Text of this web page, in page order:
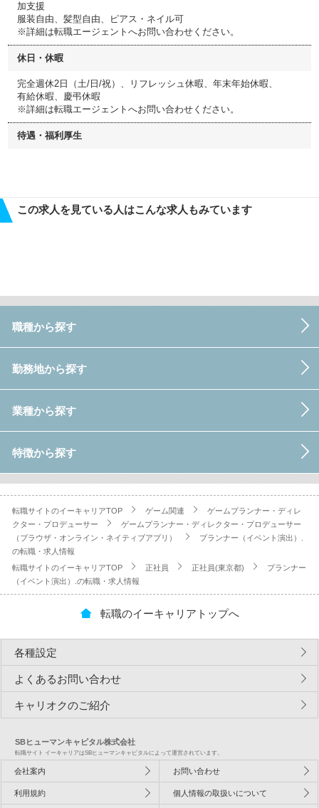
加支援
服装自由、髪型自由、ピアス・ネイル可
※詳細は転職エージェントへお問い合わせください。
休日・休暇
完全週休2日（土/日/祝）、リフレッシュ休暇、年末年始休暇、
有給休暇、慶弔休暇
※詳細は転職エージェントへお問い合わせください。
待遇・福利厚生
この求人を見ている人はこんな求人もみています
職種から探す
勤務地から探す
業種から探す
特徴から探す
転職サイトのイーキャリアTOP ゲーム関連
ゲームプランナー・ディレ
クター・プロデューサー
ゲームプランナー・ディレクター・プロデューサー
（ブラウザ・オンライン・ネイティブアプリ）
プランナー（イベント演出）.
の転職・求人情報
転職サイトのイーキャリアTOP
正社員 正社員(東京都)
プランナー
（イベント演出）.の転職・求人情報
転職のイーキャリアトップへ
各種設定
よくあるお問い合わせ
キャリオクのご紹介
SBヒューマンキャピタル株式会社
転職サイト イーキャリアはSBヒューマンキャピタルによって運営されています。
会社案内 お問い合わせ
利用規約 個人情報の取扱いについて